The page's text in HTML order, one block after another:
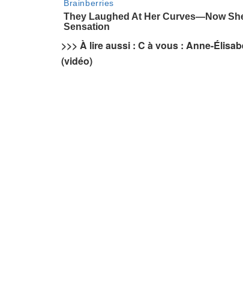
>>> À lire aussi : C à vous : Anne-
(vidéo)